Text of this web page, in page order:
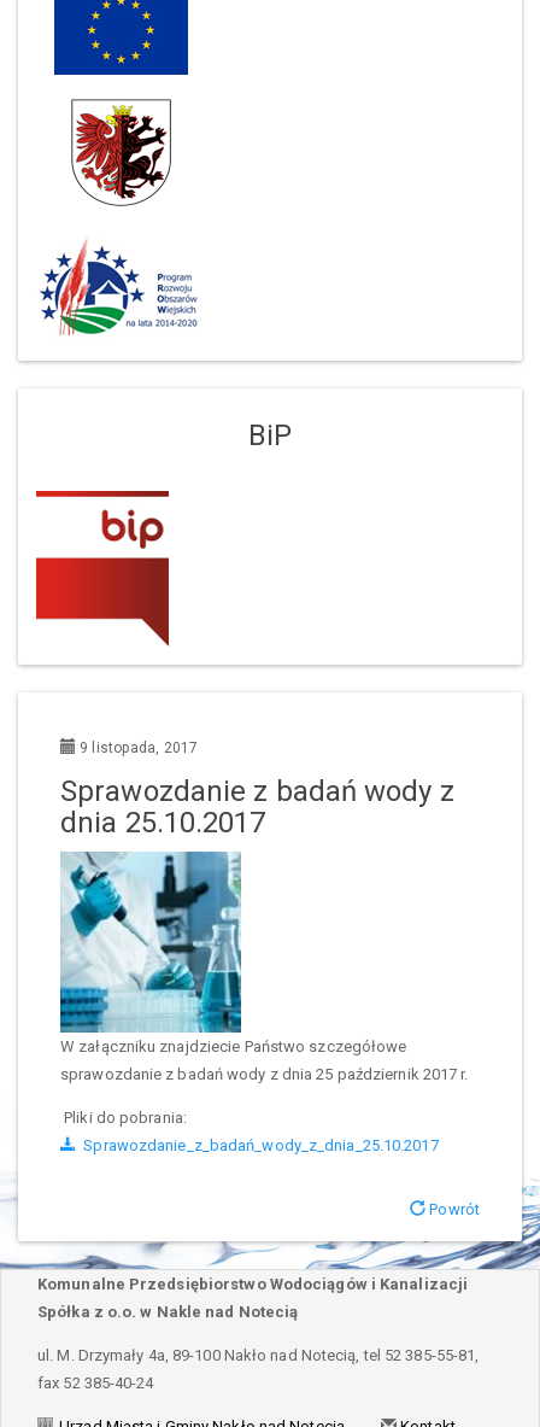
BiP
9 listopada, 2017
Sprawozdanie z badań wody z
dnia 25.10.2017
W załączniku znajdziecie Państwo szczegółowe
sprawozdanie z badań wody z dnia 25 październik 2017 r.
Pliki do pobrania:
Sprawozdanie_z_badań_wody_z_dnia_25.10.2017
Powrót
Komunalne Przedsiębiorstwo Wodociągów i Kanalizacji
Spółka z o.o. w Nakle nad Notecią
ul. M. Drzymały 4a, 89-100 Nakło nad Notecią, tel 52 385-55-81,
fax 52 385-40-24